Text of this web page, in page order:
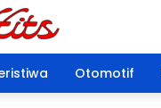
Otomotif